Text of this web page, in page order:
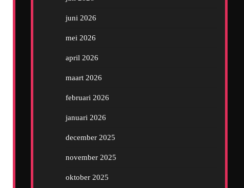
juni 2026
mei 2026
april 2026
maart 2026
februari 2026
januari 2026
december 2025
november 2025
oktober 2025